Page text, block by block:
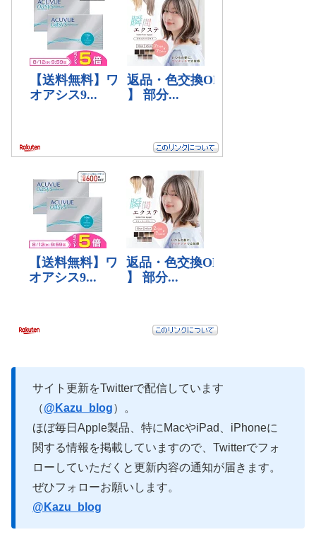
サイト更新をTwitterで配信しています
（@Kazu_blog）。
ほぼ毎日Apple製品、特にMacやiPad、iPhoneに
関する情報を掲載していますので、Twitterでフォ
ローしていただくと更新内容の通知が届きます。
ぜひフォローお願いします。
@Kazu_blog